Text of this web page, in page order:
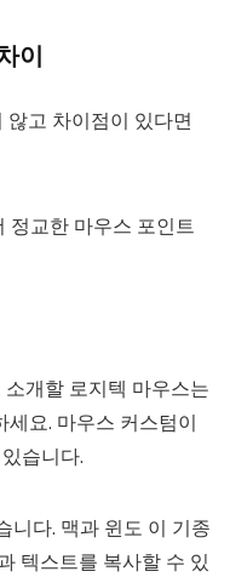
이
고 차이점이 있다면
정교한 마우스 포인트
개할 로지텍 마우스는
요. 마우스 커스텀이
습니다.
니다. 맥과 윈도 이 기종
텍스트를 복사할 수 있